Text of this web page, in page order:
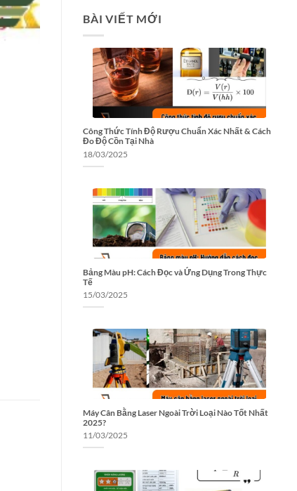
BÀI VIẾT MỚI
Công Thức Tính Độ Rượu Chuẩn Xác Nhất & Cách
Đo Độ Cồn Tại Nhà
18/03/2025
Bảng Màu pH: Cách Đọc và Ứng Dụng Trong Thực
Tế
15/03/2025
Máy Cân Bằng Laser Ngoài Trời Loại Nào Tốt Nhất
2025?
11/03/2025